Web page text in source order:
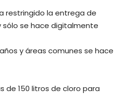
restringido la entrega de
se hace digitalmente
y áreas comunes se hace
de 150 litros de cloro para